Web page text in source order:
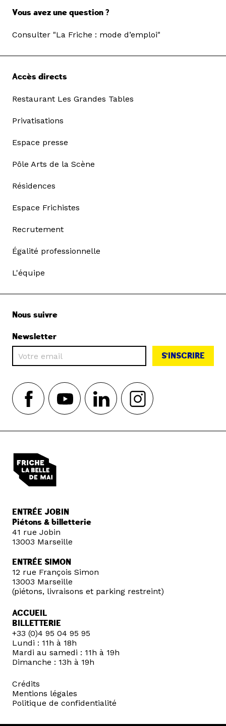
Vous avez une question ?
Consulter "La Friche : mode d’emploi"
Accès directs
Restaurant Les Grandes Tables
Privatisations
Espace presse
Pôle Arts de la Scène
Résidences
Espace Frichistes
Recrutement
Égalité professionnelle
L'équipe
Nous suivre
Newsletter
S'INSCRIRE
ENTRÉE JOBIN
Piétons & billetterie
41 rue Jobin
13003 Marseille
ENTRÉE SIMON
12 rue François Simon
13003 Marseille
(piétons, livraisons et parking restreint)
ACCUEIL
BILLETTERIE
+33 (0)4 95 04 95 95
Lundi : 11h à 18h
Mardi au samedi : 11h à 19h
Dimanche : 13h à 19h
Crédits
Mentions légales
Politique de confidentialité